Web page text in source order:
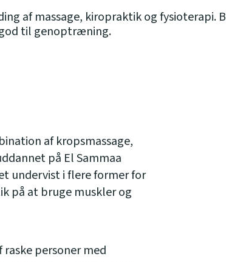
af massage, kiropraktik og fysioterapi.
til genoptræning.
af kropsmassage,
på El Sammaa
undervist i flere former for
på at bruge muskler og
personer med